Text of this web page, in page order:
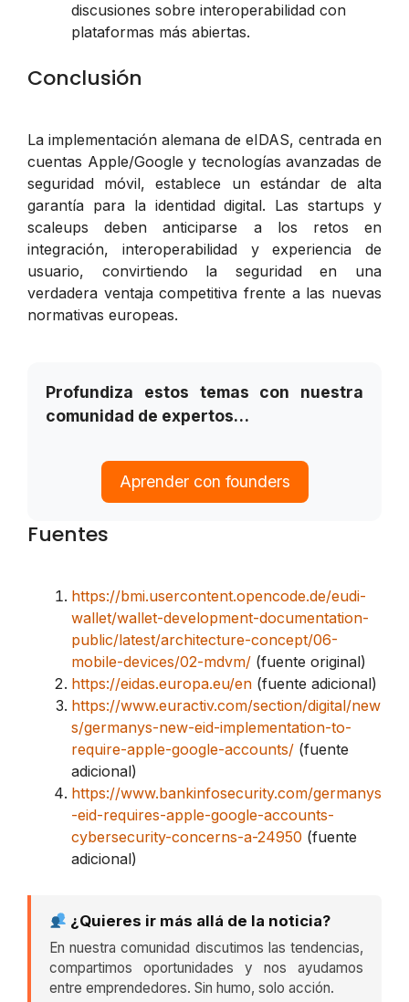
discusiones sobre interoperabilidad con
plataformas más abiertas.
Conclusión
La implementación alemana de eIDAS, centrada en
cuentas Apple/Google y tecnologías avanzadas de
seguridad móvil, establece un estándar de alta
garantía para la identidad digital. Las startups y
scaleups deben anticiparse a los retos en
integración, interoperabilidad y experiencia de
usuario, convirtiendo la seguridad en una
verdadera ventaja competitiva frente a las nuevas
normativas europeas.
Profundiza estos temas con nuestra
comunidad de expertos…
Aprender con founders
Fuentes
https://bmi.usercontent.opencode.de/eudi-
wallet/wallet-development-documentation-
public/latest/architecture-concept/06-
mobile-devices/02-mdvm/ (fuente original)
https://eidas.europa.eu/en (fuente adicional)
https://www.euractiv.com/section/digital/new
s/germanys-new-eid-implementation-to-
require-apple-google-accounts/ (fuente
adicional)
https://www.bankinfosecurity.com/germanys
-eid-requires-apple-google-accounts-
cybersecurity-concerns-a-24950 (fuente
adicional)
¿Quieres ir más allá de la noticia?
En nuestra comunidad discutimos las tendencias,
compartimos oportunidades y nos ayudamos
entre emprendedores. Sin humo, solo acción.